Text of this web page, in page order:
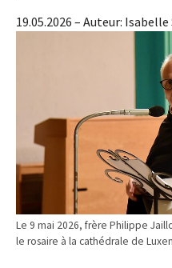
Le 9 mai 2026, frère Philippe
le rosaire à la cathédrale de
19.05.2026 – Auteur: Isabelle